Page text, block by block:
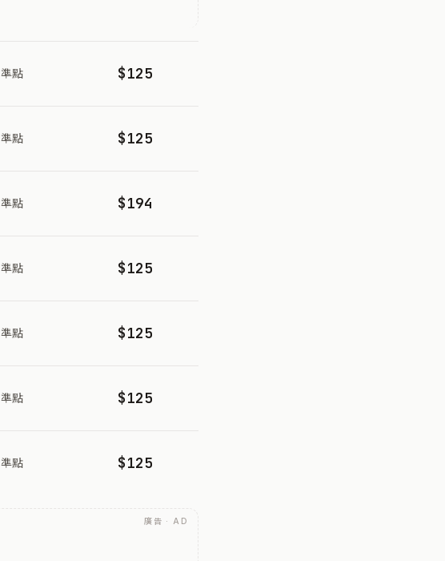
準點 $125
準點 $125
準點 $194
準點 $125
準點 $125
準點 $125
準點 $125
廣告 · AD